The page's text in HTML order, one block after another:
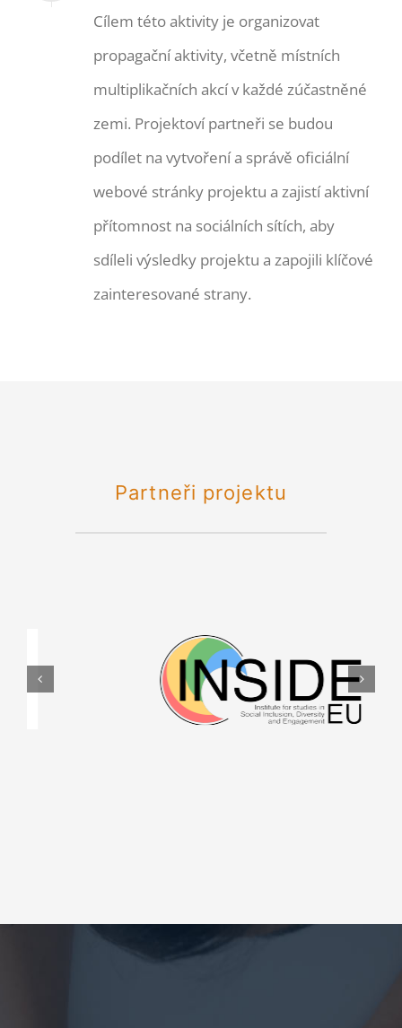
Cílem této aktivity je organizovat
propagační aktivity, včetně místních
multiplikačních akcí v každé zúčastněné
zemi. Projektoví partneři se budou
podílet na vytvoření a správě oficiální
webové stránky projektu a zajistí aktivní
přítomnost na sociálních sítích, aby
sdíleli výsledky projektu a zapojili klíčové
zainteresované strany.
Partneři projektu